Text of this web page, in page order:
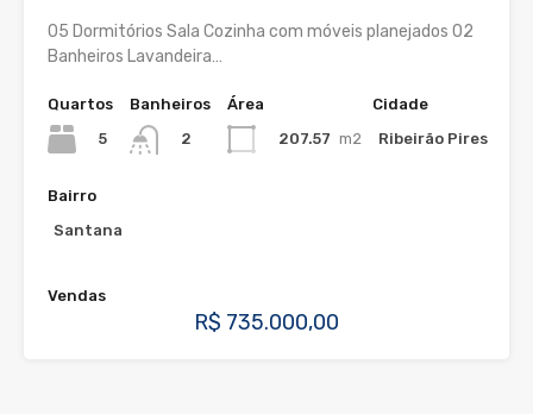
05 Dormitórios Sala Cozinha com móveis planejados 02
Banheiros Lavandeira…
Quartos
5
Banheiros
2
Área
207.57 m2
Cidade
Ribeirão Pires
Bairro
Santana
Vendas
R$ 735.000,00